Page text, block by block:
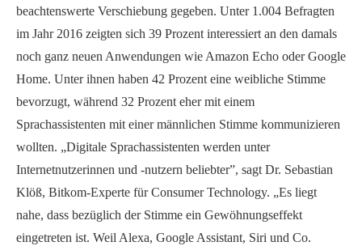
beachtenswerte Verschiebung gegeben. Unter 1.004 Befragten
im Jahr 2016 zeigten sich 39 Prozent interessiert an den damals
noch ganz neuen Anwendungen wie Amazon Echo oder Google
Home. Unter ihnen haben 42 Prozent eine weibliche Stimme
bevorzugt, während 32 Prozent eher mit einem
Sprachassistenten mit einer männlichen Stimme kommunizieren
wollten. „Digitale Sprachassistenten werden unter
Internetnutzerinnen und -nutzern beliebter”, sagt Dr. Sebastian
Klöß, Bitkom-Experte für Consumer Technology. „Es liegt
nahe, dass bezüglich der Stimme ein Gewöhnungseffekt
eingetreten ist. Weil Alexa, Google Assistant, Siri und Co.